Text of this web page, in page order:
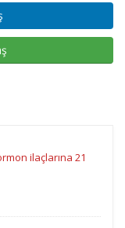
ilaçlarına 21